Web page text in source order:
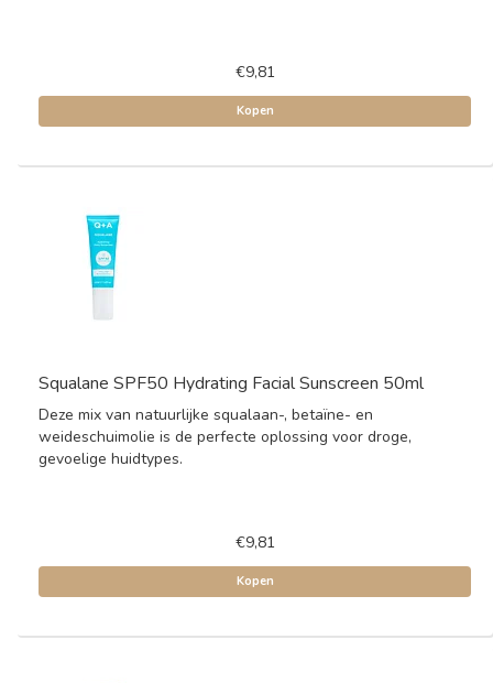
€9,81
Kopen
Squalane SPF50 Hydrating Facial Sunscreen 50ml
Deze mix van natuurlijke squalaan-, betaïne- en
weideschuimolie is de perfecte oplossing voor droge,
gevoelige huidtypes.
€9,81
Kopen